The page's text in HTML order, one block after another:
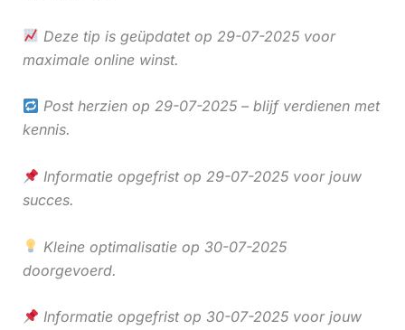
Deze tip is geüpdatet op 29-07-2025 voor
maximale online winst.
Post herzien op 29-07-2025 – blijf verdienen met
kennis.
Informatie opgefrist op 29-07-2025 voor jouw
succes.
Kleine optimalisatie op 30-07-2025
doorgevoerd.
Informatie opgefrist op 30-07-2025 voor jouw